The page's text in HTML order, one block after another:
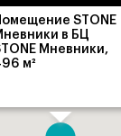
Помещение STONE
в БЦ
Мневники,
м²